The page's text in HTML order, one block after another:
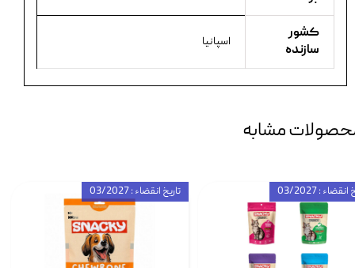
کشور
سازنده
اسپانیا
مشابه
تاریخ انقضاء : 03/2027 : 03/2027